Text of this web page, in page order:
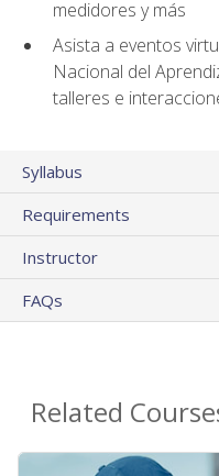
medidores y más
Asista a eventos
Nacional del
talleres e
Syllabus
Requirements
Instructor
FAQs
Related